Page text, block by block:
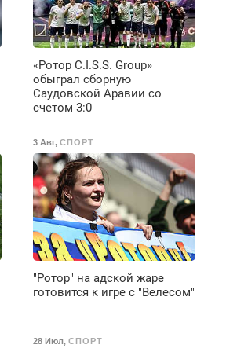
«Ротор C.I.S.S. Group»
обыграл сборную
Саудовской Аравии со
счетом 3:0
3 Авг, СПОРТ
"Ротор" на адской жаре
готовится к игре с "Велесом"
28 Июл, СПОРТ